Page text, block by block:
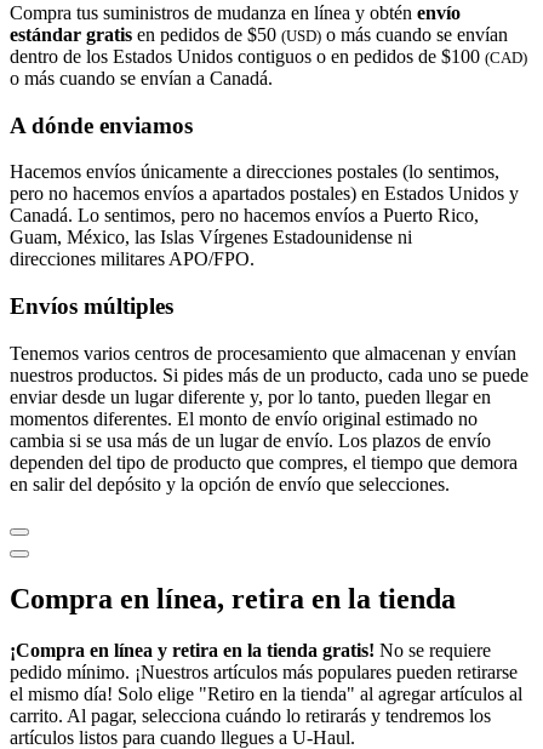
Compra tus suministros de mudanza en línea y obtén envío
estándar gratis en pedidos de $50 (USD) o más cuando se envían
dentro de los Estados Unidos contiguos o en pedidos de $100 (CAD)
o más cuando se envían a Canadá.
A dónde enviamos
Hacemos envíos únicamente a direcciones postales (lo sentimos,
pero no hacemos envíos a apartados postales) en Estados Unidos y
Canadá. Lo sentimos, pero no hacemos envíos a Puerto Rico,
Guam, México, las Islas Vírgenes Estadounidense ni
direcciones militares APO/FPO.
Envíos múltiples
Tenemos varios centros de procesamiento que almacenan y envían
nuestros productos. Si pides más de un producto, cada uno se puede
enviar desde un lugar diferente y, por lo tanto, pueden llegar en
momentos diferentes. El monto de envío original estimado no
cambia si se usa más de un lugar de envío. Los plazos de envío
dependen del tipo de producto que compres, el tiempo que demora
en salir del depósito y la opción de envío que selecciones.
Compra en línea, retira en la tienda
¡Compra en línea y retira en la tienda gratis! No se requiere
pedido mínimo. ¡Nuestros artículos más populares pueden retirarse
el mismo día! Solo elige "Retiro en la tienda" al agregar artículos al
carrito. Al pagar, selecciona cuándo lo retirarás y tendremos los
artículos listos para cuando llegues a U-Haul.